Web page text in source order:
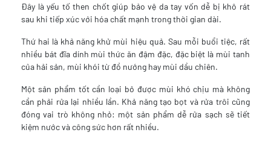
Đây là yếu tố then chốt giúp bảo vệ da tay vốn dễ bị khô rát
sau khi tiếp xúc với hóa chất mạnh trong thời gian dài.
Thứ hai là khả năng khử mùi hiệu quả. Sau mỗi buổi tiệc, rất
nhiều bát đĩa dính mùi thức ăn đậm đặc, đặc biệt là mùi tanh
của hải sản, mùi khói từ đồ nướng hay mùi dầu chiên.
Một sản phẩm tốt cần loại bỏ được mùi khó chịu mà không
cần phải rửa lại nhiều lần. Khả năng tạo bọt và rửa trôi cũng
đóng vai trò không nhỏ: một sản phẩm dễ rửa sạch sẽ tiết
kiệm nước và công sức hơn rất nhiều.